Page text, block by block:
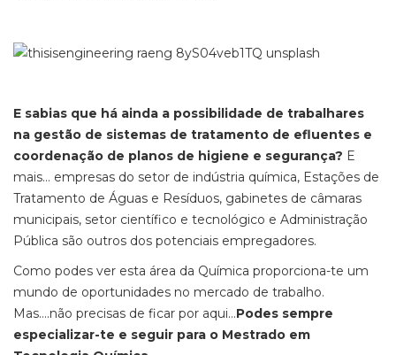
E sabias que há ainda a possibilidade de trabalhares
na gestão de sistemas de tratamento de efluentes e
coordenação de planos de higiene e segurança? E
mais… empresas do setor de indústria química, Estações de
Tratamento de Águas e Resíduos, gabinetes de câmaras
municipais, setor científico e tecnológico e Administração
Pública são outros dos potenciais empregadores.
Como podes ver esta área da Química proporciona-te um
mundo de oportunidades no mercado de trabalho.
Mas….não precisas de ficar por aqui…Podes sempre
especializar-te e seguir para o Mestrado em